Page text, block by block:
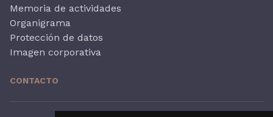
Memoria de actividades
Organigrama
Protección de datos
Imagen corporativa
CONTACTO